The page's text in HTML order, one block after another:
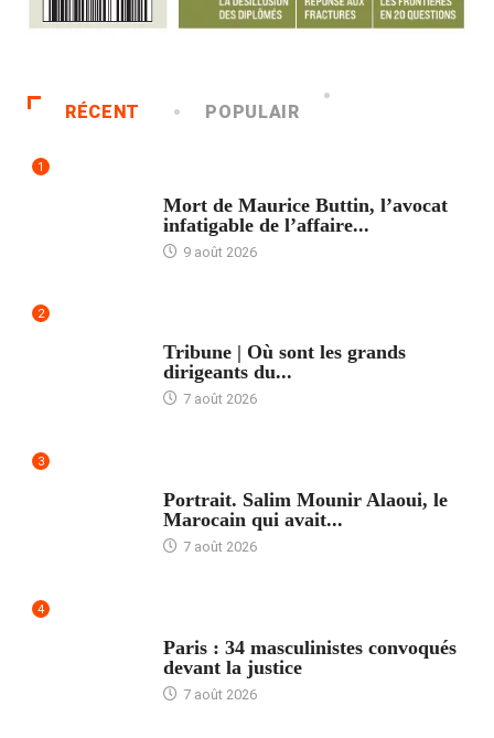
RÉCENT POPULAIR
1
Mort de Maurice Buttin, l’avocat
infatigable de l’affaire...
9 août 2026
2
Tribune | Où sont les grands
dirigeants du...
7 août 2026
3
Portrait. Salim Mounir Alaoui, le
Marocain qui avait...
7 août 2026
4
Paris : 34 masculinistes convoqués
devant la justice
7 août 2026